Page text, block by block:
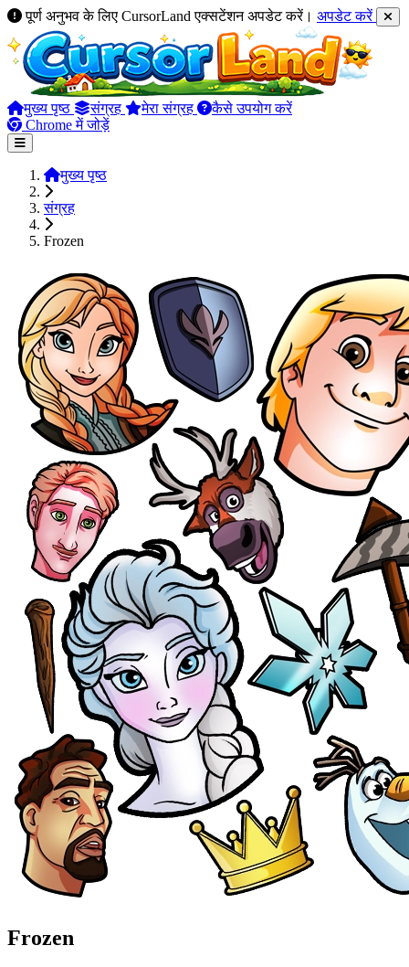
पूर्ण अनुभव के लिए CursorLand एक्सटेंशन अपडेट करें। अपडेट करें
मुख्य पृष्ठ संग्रह मेरा संग्रह
कैसे उपयोग करें
Chrome में जोड़ें
मुख्य पृष्ठ
संग्रह
Frozen
Frozen